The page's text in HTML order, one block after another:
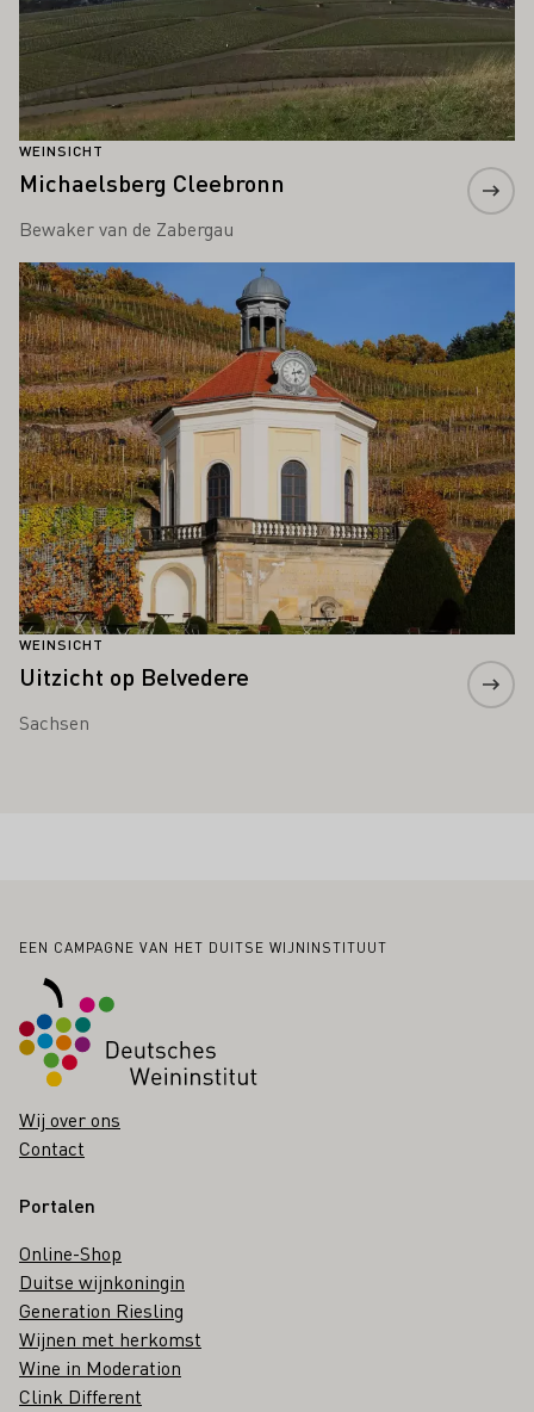
WEINSICHT
Michaelsberg Cleebronn
Bewaker van de Zabergau
WEINSICHT
Uitzicht op Belvedere
Sachsen
Meer informatie
Voettekst
EEN CAMPAGNE VAN HET DUITSE WIJNINSTITUUT
Wij over ons
Contact
Portalen
Online-Shop
Duitse wijnkoningin
Generation Riesling
Wijnen met herkomst
Wine in Moderation
Clink Different